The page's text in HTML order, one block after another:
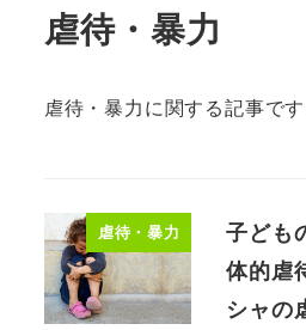
虐待・暴力
虐待・暴力に関する記事です
虐待・暴力
子ども
体的虐
シャの